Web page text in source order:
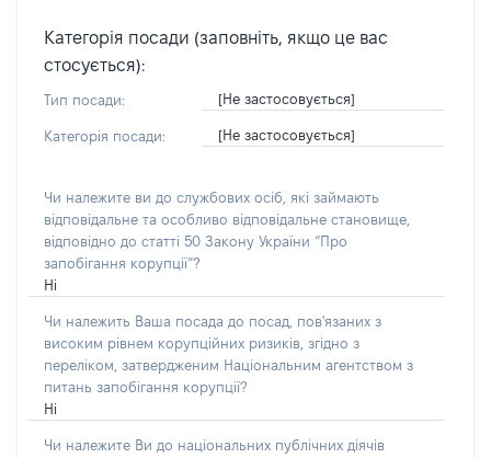
Категорія посади (заповніть, якщо це вас
стосується):
Тип посади: [Не застосовується]
Категорія посади: [Не застосовується]
Чи належите ви до службових осіб, які займають
відповідальне та особливо відповідальне становище,
відповідно до статті 50 Закону України “Про
запобігання корупції”?
Ні
Чи належить Ваша посада до посад, пов'язаних з
високим рівнем корупційних ризиків, згідно з
переліком, затвердженим Національним агентством з
питань запобігання корупції?
Ні
Чи належите Ви до національних публічних діячів